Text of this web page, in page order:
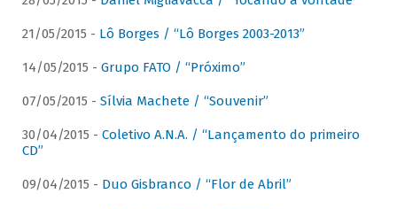
21/05/2015 - Lô Borges / “Lô Borges 2003-2013”
14/05/2015 - Grupo FATO / “Próximo”
07/05/2015 - Sílvia Machete / “Souvenir”
30/04/2015 - Coletivo A.N.A. / “Lançamento do primeiro
CD”
09/04/2015 - Duo Gisbranco / “Flor de Abril”